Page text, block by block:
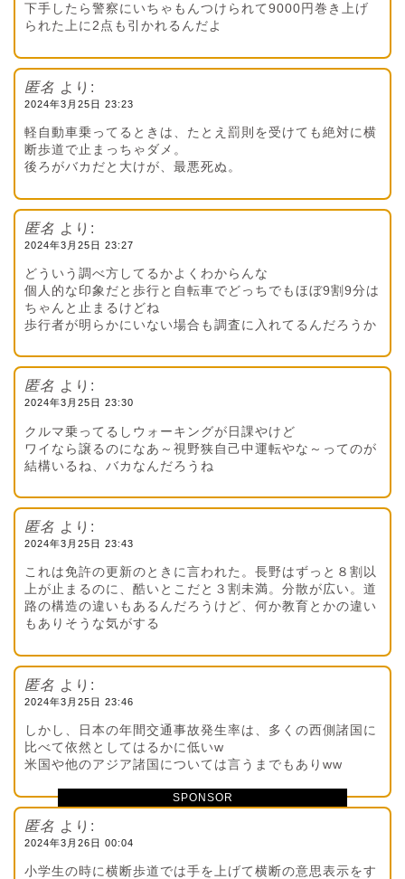
下手したら警察にいちゃもんつけられて9000円巻き上げ
られた上に2点も引かれるんだよ
匿名 より:
2024年3月25日 23:23
軽自動車乗ってるときは、たとえ罰則を受けても絶対に横
断歩道で止まっちゃダメ。
後ろがバカだと大けが、最悪死ぬ。
匿名 より:
2024年3月25日 23:27
どういう調べ方してるかよくわからんな
個人的な印象だと歩行と自転車でどっちでもほぼ9割9分は
ちゃんと止まるけどね
歩行者が明らかにいない場合も調査に入れてるんだろうか
匿名 より:
2024年3月25日 23:30
クルマ乗ってるしウォーキングが日課やけど
ワイなら譲るのになあ～視野狭自己中運転やな～ってのが
結構いるね、バカなんだろうね
匿名 より:
2024年3月25日 23:43
これは免許の更新のときに言われた。長野はずっと８割以
上が止まるのに、酷いとこだと３割未満。分散が広い。道
路の構造の違いもあるんだろうけど、何か教育とかの違い
もありそうな気がする
匿名 より:
2024年3月25日 23:46
しかし、日本の年間交通事故発生率は、多くの西側諸国に
比べて依然としてはるかに低いw
米国や他のアジア諸国については言うまでもありww
匿名 より:
2024年3月26日 00:04
小学生の時に横断歩道では手を上げて横断の意思表示をす
SPONSOR